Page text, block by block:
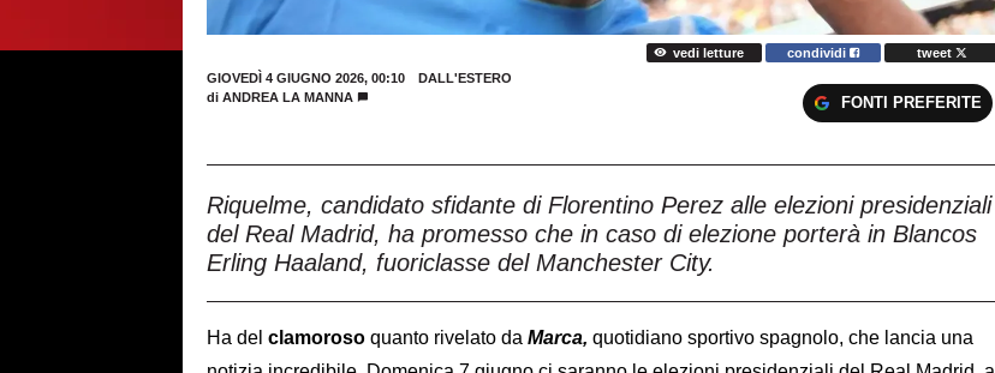
vedi letture condividi
tweet
GIOVEDÌ 4 GIUGNO 2026, 00:10
DALL'ESTERO
di ANDREA LA MANNA FONTI PREFERITE
Riquelme, candidato sfidante di Florentino Perez alle elezioni presidenziali
del Real Madrid, ha promesso che in caso di elezione porterà in Blancos
Erling Haaland, fuoriclasse del Manchester City.
Ha del clamoroso quanto rivelato da Marca, quotidiano sportivo spagnolo, che lancia una